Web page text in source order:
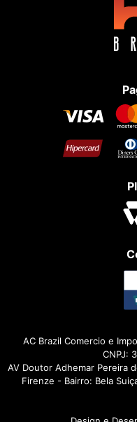
AC Brazil Comercio e
CNPJ:
AV Doutor Adhemar Pereira
Firenze - Bairro: Bela